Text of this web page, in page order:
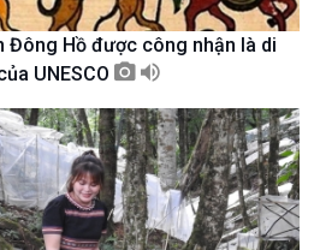
Nông nghiệp & Biển đảo
Tin Nông nghiệp & Biển
đảo
Mùa vàng
Biển đảo Việt Nam
Tâm tình biên giới và hải
đảo
Tìm hiểu biển, đảo Việt
Đông Hồ được công nhận là di
UNESCO